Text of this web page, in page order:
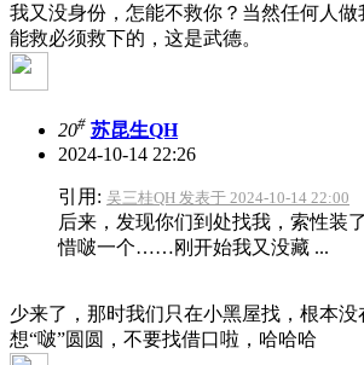
我又没身份，怎能不救你？当然任何人
能救必须救下的，这是武德。
20# 苏昆生QH
2024-10-14 22:26
引用: 吴三桂QH 发表于 2024-10-14 22:00
后来，发现你们到处找我，索性装
惜啵一个……刚开始我又没藏 ...
少来了，那时我们只在小黑屋找，根本没
想“啵”圆圆，不要找借口啦，哈哈哈